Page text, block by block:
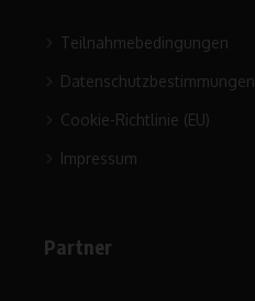
Teilnahmebedingungen
Datenschutzbestimmungen
Cookie-Richtlinie (EU)
Impressum
Partner